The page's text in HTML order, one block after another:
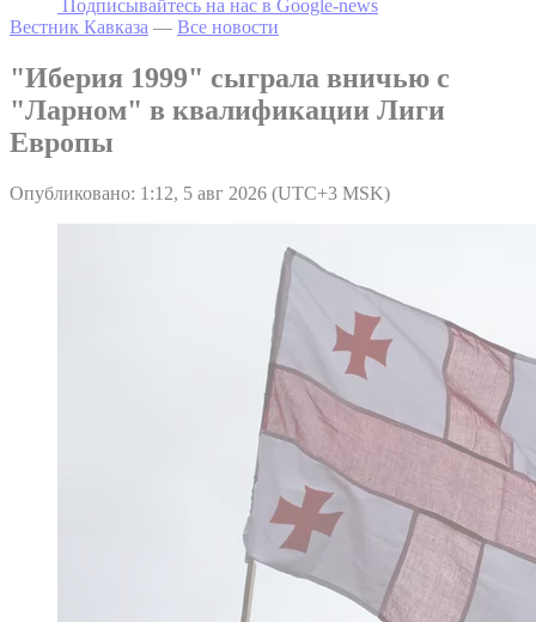
Подписывайтесь на наc в Google-news
Вестник Кавказа — Все новости
"Иберия 1999" сыграла вничью с
"Ларном" в квалификации Лиги
Европы
Опубликовано: 1:12, 5 авг 2026 (UTC+3 MSK)